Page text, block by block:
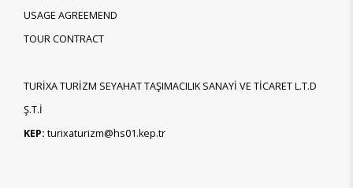
USAGE AGREEMEND
TOUR CONTRACT
TURİXA TURİZM SEYAHAT TAŞIMACILIK SANAYİ VE TİCARET L.T.D
Ş.T.İ
KEP: turixaturizm@hs01.kep.tr